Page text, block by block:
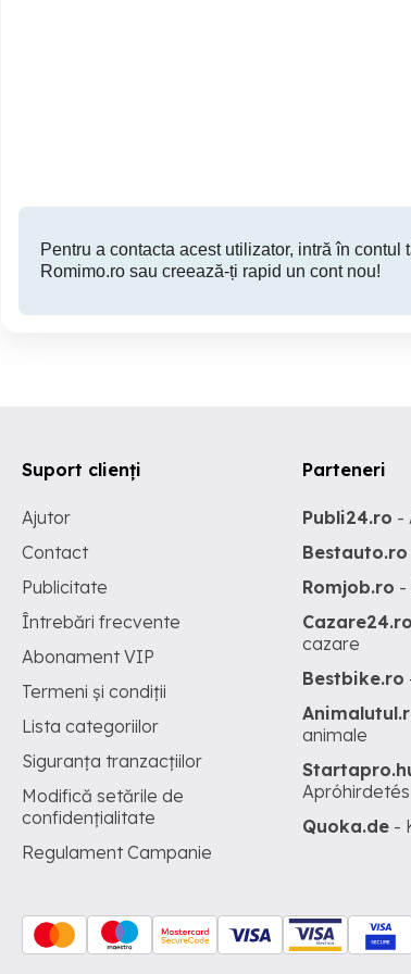
Pentru a contacta acest utilizator, intră în contul
Romimo.ro sau creează-ți rapid un cont nou!
Suport clienți
Ajutor
Contact
Publicitate
Întrebări frecvente
Abonament VIP
Termeni și condiții
Lista categoriilor
Siguranța tranzacțiilor
Modifică setările de
confidențialitate
Regulament Campanie
Parteneri
Publi24.ro -
Bestauto.ro
Romjob.ro -
Cazare24.ro
cazare
Bestbike.ro
animale
Apróhirdetés
Quoka.de -